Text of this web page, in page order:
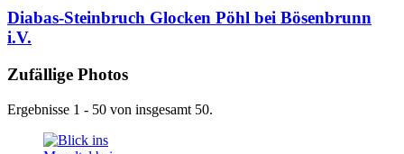
Diabas-Steinbruch Glocken Pöhl bei Bösenbrunn
i.V.
Zufällige Photos
Ergebnisse 1 - 50 von insgesamt 50.